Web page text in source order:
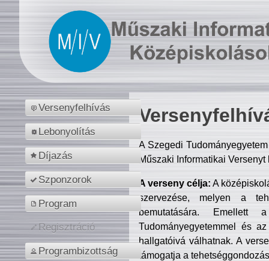
Versenyfelhívás
Lebonyolítás
Díjazás
Szponzorok
Program
Regisztráció
Programbizottság
A Szegedi
Műszaki Informatikai
A verseny célja: A
szervezése, melyen a
bemutatására. Emellett
Tudományegyetemmel és
hallgatóivá válhatnak. A
támogatja a